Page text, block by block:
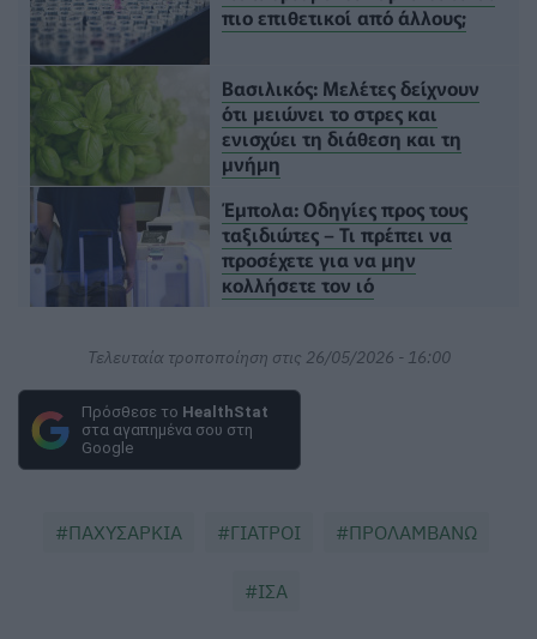
πιο επιθετικοί από άλλους;
Βασιλικός: Μελέτες δείχνουν
ότι μειώνει το στρες και
ενισχύει τη διάθεση και τη
μνήμη
Έμπολα: Οδηγίες προς τους
ταξιδιώτες – Τι πρέπει να
προσέχετε για να μην
κολλήσετε τον ιό
Τελευταία τροποποίηση στις 26/05/2026 - 16:00
Πρόσθεσε το HealthStat
στα αγαπημένα σου στη
Google
ΠΑΧΥΣΑΡΚΙΑ ΓΙΑΤΡΟΙ ΠΡΟΛΑΜΒΑΝΩ
ΙΣΑ